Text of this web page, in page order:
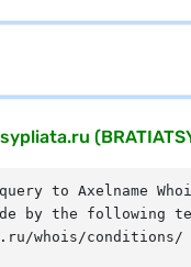
to Axelname
by the following
whois/conditions/